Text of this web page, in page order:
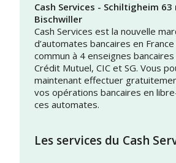
Cash Services - Schiltigheim
Bischwiller
Cash Services est la nouvelle
d’automates bancaires en
commun à 4 enseignes
Crédit Mutuel, CIC et SG. Vous
maintenant effectuer
vos opérations bancaires en
ces automates.
Les services du Cash